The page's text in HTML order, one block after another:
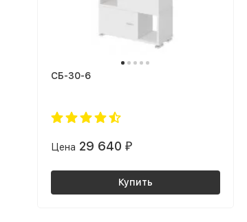
СБ-30-6
Цена 29 640 ₽
Купить